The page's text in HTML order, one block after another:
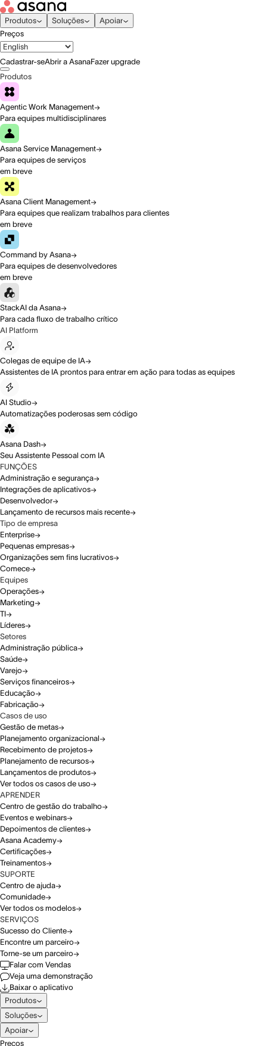
Produtos Soluções
Apoiar
Preços
Cadastrar-seAbrir a AsanaFazer upgrade
Produtos
Agentic Work Management
Para equipes multidisciplinares
Asana Service Management
Para equipes de serviços
em breve
Asana Client Management
Para equipes que realizam trabalhos para clientes
em breve
Command by Asana
Para equipes de desenvolvedores
em breve
StackAI da Asana
Para cada fluxo de trabalho crítico
AI Platform
Colegas de equipe de IA
Assistentes de IA prontos para entrar em ação para todas as equipes
AI Studio
Automatizações poderosas sem código
Asana Dash
Seu Assistente Pessoal com IA
FUNÇÕES
Administração e segurança
Integrações de aplicativos
Desenvolvedor
Lançamento de recursos mais recente
Tipo de empresa
Enterprise
Pequenas empresas
Organizações sem fins lucrativos
Comece
Equipes
Operações
Marketing
TI
Líderes
Setores
Administração pública
Saúde
Varejo
Serviços financeiros
Educação
Fabricação
Casos de uso
Gestão de metas
Planejamento organizacional
Recebimento de projetos
Planejamento de recursos
Lançamentos de produtos
Ver todos os casos de uso
APRENDER
Centro de gestão do trabalho
Eventos e webinars
Depoimentos de clientes
Asana Academy
Certificações
Treinamentos
SUPORTE
Centro de ajuda
Comunidade
Ver todos os modelos
SERVIÇOS
Sucesso do Cliente
Encontre um parceiro
Torne-se um parceiro
Falar com Vendas
Veja uma demonstração
Baixar o aplicativo
Produtos
Soluções
Apoiar
Preços